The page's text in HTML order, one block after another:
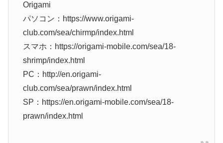
Origami
パソコン：https://www.origami-
club.com/sea/chirmp/index.html
スマホ：https://origami-mobile.com/sea/18-
shrimp/index.html
PC：http://en.origami-
club.com/sea/prawn/index.html
SP：https://en.origami-mobile.com/sea/18-
prawn/index.html